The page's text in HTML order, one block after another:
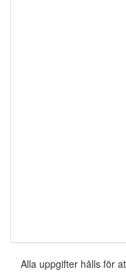
Alla uppgifter hålls för